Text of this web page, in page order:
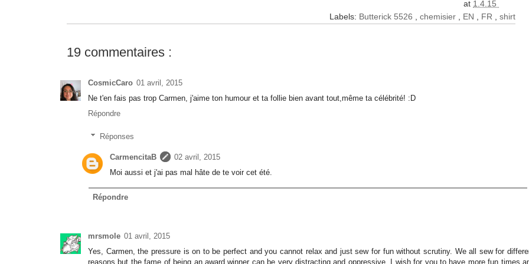
at 1.4.15
Labels: Butterick 5526 , chemisier , EN , FR , shirt
19 commentaires :
CosmicCaro 01 avril, 2015
Ne t'en fais pas trop Carmen, j'aime ton humour et ta follie bien avant tout,même ta célébrité! :D
Répondre
Réponses
CarmencitaB
02 avril, 2015
Moi aussi et j'ai pas mal hâte de te voir cet été.
Répondre
mrsmole 01 avril, 2015
Yes, Carmen, the pressure is on to be perfect and you cannot relax and just sew for fun without scrutiny. We all sew for
reasons but the fame of being an award winner can be very distracting and oppressive. I wish for you to have more fun times